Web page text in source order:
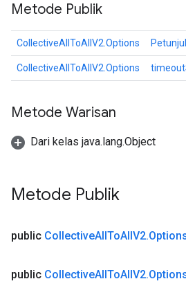
Metode Publik
CollectiveAllToAllV2.Options
CollectiveAllToAllV2.Options
Metode Warisan
Dari kelas java.lang.Object
Metode Publik
public CollectiveAllToAllV2.
public CollectiveAllToAllV2.